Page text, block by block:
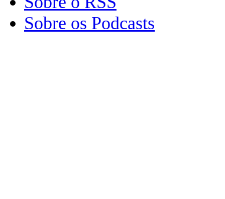
Sobre os Podcasts